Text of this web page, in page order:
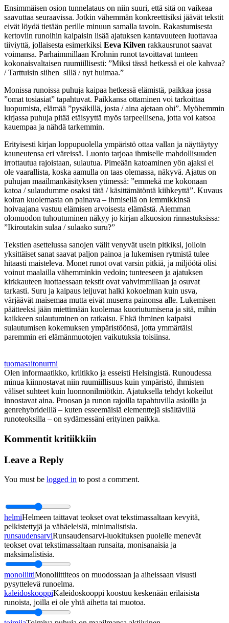
Ensimmäisen osion tunnelataus on niin suuri, että sitä on vaikeaa
saavuttaa seuraavissa. Jotkin vähemmän konkreettisiksi jäävät tekstit
eivät löydä tietään perille minuun samalla tavoin. Rakastumisesta
kertoviin runoihin kaipaisin lisää ajatuksen kantavuuteen luottavaa
tiiviyttä, jollaisesta esimerkiksi Eeva Kilven rakkausrunot saavat
voimansa. Parhaimmillaan Krohnin runot tavoittavat tunteen
kokonaisvaltaisen ruumiillisesti: ”Miksi tässä hetkessä ei ole kahvaa?
/ Tarttuisin siihen sillä / nyt huimaa.”
Monissa runoissa puhuja kaipaa hetkessä elämistä, paikkaa jossa
”omat tosiasiat” tapahtuvat. Paikkansa ottaminen voi tarkoittaa
luopumista, elämää ”pysäkillä, josta / aina ajetaan ohi”. Myöhemmin
kirjassa puhuja pitää etäisyyttä myös tarpeellisena, jotta voi katsoa
kauempaa ja nähdä tarkemmin.
Erityisesti kirjan loppupuolella ympäristö ottaa vallan ja näyttäytyy
kauneutensa eri väreissä. Luonto tarjoaa ihmiselle mahdollisuuden
irrottautua rajoistaan, sulautua. Pimeään katoaminen yön ajaksi ei
ole vaarallista, koska aamulla on taas olemassa, näkyvä. Ajatus on
puhujan maailmankäsityksen ytimessä: ”emmekä me kokonaan
katoa / sulaudumme osaksi tätä / käsittämätöntä kiihkeyttä”. Kuvaus
koiran kuolemasta on painava – ihmisellä on lemmikkinsä
hoivaajana vastuu elämisen arvoisesta elämästä. Aiemman
olomuodon tuhoutuminen näkyy jo kirjan alkuosion rinnastuksissa:
”Ikiroutakin sulaa / sulaako suru?”
Tekstien asettelussa sanojen välit venyvät usein pitkiksi, jolloin
yksittäiset sanat saavat paljon painoa ja lukemisen rytmistä tulee
hitaasti maisteleva. Monet runot ovat varsin pitkiä, ja miljöötä olisi
voinut maalailla vähemminkin vedoin; tunteeseen ja ajatuksen
kirkkauteen luottaessaan tekstit ovat vahvimmillaan ja osuvat
tarkasti. Suru ja kaipaus leijuvat halki kokoelman kuin usva,
värjäävät maisemaa mutta eivät muserra painonsa alle. Lukemisen
päätteeksi jään miettimään kuolemaa kuoriutumisena ja sitä, mihin
kaikkeen sulautuminen on ratkaisu. Ehkä ihminen kaipaisi
sulautumisen kokemuksen ympäristöönsä, jotta ymmärtäisi
paremmin eri elämänmuotojen vaikutuksia toisiinsa.
tuomasaitonurmi
Olen informaatikko, kriitikko ja esseisti Helsingistä. Runoudessa
minua kiinnostavat niin ruumiillisuus kuin ympäristö, ihmisten
väliset suhteet kuin luonnonilmiötkin. Ajatuksella tehdyt kokeilut
innostavat aina. Proosan ja runon rajoilla tapahtuvilla asioilla ja
genrehybrideillä – kuten esseemäisiä elementtejä sisältävillä
runoteoksilla – on sydämessäni erityinen paikka.
Kommentit kritiikkiin
Leave a Reply
You must be logged in to post a comment.
helmiHelmeen taittavat teokset ovat tekstimassaltaan kevyitä,
pelkistettyjä ja vähäeleisiä, minimalistisia.
runsaudensarviRunsaudensarvi-luokituksen puolelle menevät
teokset ovat tekstimassaltaan runsaita, monisanaisia ja
maksimalistisia.
monoliittiMonoliittiteos on muodossaan ja aiheissaan visusti
pysyttelevä runoelma.
kaleidoskooppiKaleidoskooppi koostuu keskenään erilaisista
runoista, joilla ei ole yhtä aihetta tai muotoa.